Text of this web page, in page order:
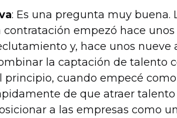
: Es una pregunta muy
contratación empezó hace
y, hace unos nueve
la captación de talento
principio, cuando empecé
de que atraer
a las empresas como